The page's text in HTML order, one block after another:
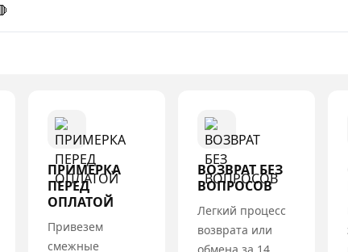
ПРИМЕРКА
ПЕРЕД
ОПЛАТОЙ
Привезем
смежные
ВОЗВРАТ БЕЗ
ВОПРОСОВ
Легкий процесс
возврата или
обмена за 14